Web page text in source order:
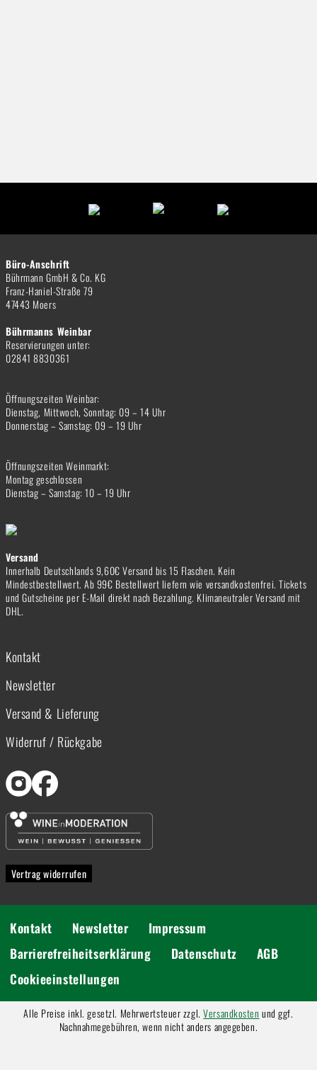
Büro-Anschrift
Bührmann GmbH & Co. KG
Franz-Haniel-Straße 79
47443 Moers
Bührmanns Weinbar
Reservierungen unter:
02841 8830361
Öffnungszeiten Weinbar:
Dienstag, Mittwoch, Sonntag: 09 – 14 Uhr
Donnerstag – Samstag: 09 – 19 Uhr
Öffnungszeiten Weinmarkt:
Montag geschlossen
Dienstag – Samstag: 10 – 19 Uhr
Versand
Innerhalb Deutschlands 9,60€ Versand bis 15 Flaschen. Kein
Mindestbestellwert. Ab 99€ Bestellwert liefern wie versandkostenfrei. Tickets
und Gutscheine per E-Mail direkt nach Bezahlung. Klimaneutraler Versand mit
DHL.
Kontakt
Newsletter
Versand & Lieferung
Widerruf / Rückgabe
Vertrag widerrufen
Kontakt Newsletter
Impressum
Barrierefreiheitserklärung
Datenschutz
AGB
Cookieeinstellungen
Alle Preise inkl. gesetzl. Mehrwertsteuer zzgl.Versandkosten und ggf.
Nachnahmegebühren, wenn nicht anders angegeben.